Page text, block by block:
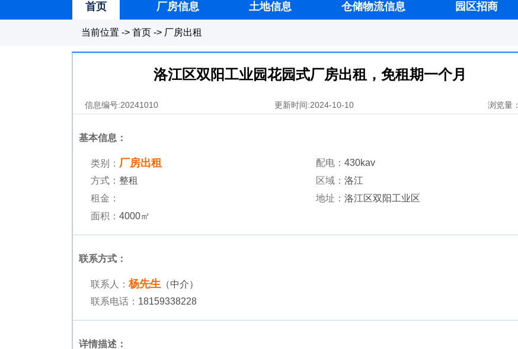
首页 厂房信息 土地信息 仓储物流信息 园区招商
当前位置 -> 首页 -> 厂房出租
洛江区双阳工业园花园式厂房出租，免租期一个月
信息编号:20241010 更新时间:2024-10-10 浏览量：
基本信息：
类别： 厂房出租 配电： 430kav
方式： 整租 区域： 洛江
租金：
地址： 洛江区双阳工业区
面积： 4000㎡
联系方式：
联系人：杨先生 （中介）
联系电话： 18159338228
详情描述：